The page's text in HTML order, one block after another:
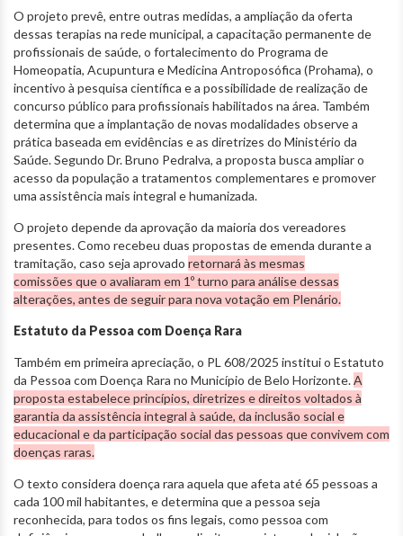
O projeto prevê, entre outras medidas, a ampliação da oferta
dessas terapias na rede municipal, a capacitação permanente de
profissionais de saúde, o fortalecimento do Programa de
Homeopatia, Acupuntura e Medicina Antroposófica (Prohama), o
incentivo à pesquisa científica e a possibilidade de realização de
concurso público para profissionais habilitados na área. Também
determina que a implantação de novas modalidades observe a
prática baseada em evidências e as diretrizes do Ministério da
Saúde. Segundo Dr. Bruno Pedralva, a proposta busca ampliar o
acesso da população a tratamentos complementares e promover
uma assistência mais integral e humanizada.
O projeto depende da aprovação da maioria dos vereadores
presentes. Como recebeu duas propostas de emenda durante a
tramitação, caso seja aprovado retornará às mesmas
comissões que o avaliaram em 1º turno para análise dessas
alterações, antes de seguir para nova votação em Plenário.
Estatuto da Pessoa com Doença Rara
Também em primeira apreciação, o PL 608/2025 institui o Estatuto
da Pessoa com Doença Rara no Município de Belo Horizonte.A
proposta estabelece princípios, diretrizes e direitos voltados à
garantia da assistência integral à saúde, da inclusão social e
educacional e da participação social das pessoas que convivem com
doenças raras.
O texto considera doença rara aquela que afeta até 65 pessoas a
cada 100 mil habitantes, e determina que a pessoa seja
reconhecida, para todos os fins legais, como pessoa com